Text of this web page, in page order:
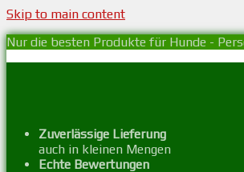
Skip to main content
Nur die besten Produkte für Hunde -
Zuverlässige Lieferung
auch in kleinen Mengen
Echte Bewertungen